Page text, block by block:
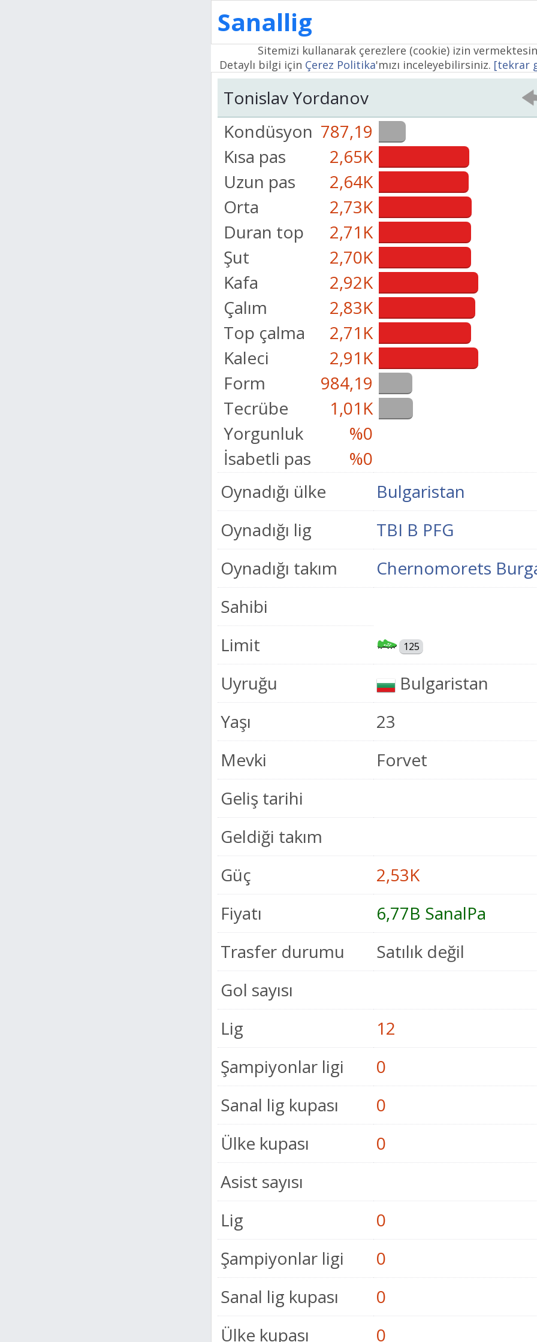
Sanallig
Sitemizi kullanarak çerezlere (cookie) izin
Detaylı bilgi için Çerez Politika'mızı inceleyebilirsiniz. [tekrar
Tonislav Yordanov
Kondüsyon 787,19
Kısa pas
2,65K
Uzun pas
2,64K
Orta
2,73K
Duran top
2,71K
Şut
2,70K
Kafa
2,92K
Çalım
2,83K
Top çalma
2,71K
Kaleci
2,91K
Form
984,19
Tecrübe
1,01K
Yorgunluk
%0
İsabetli pas
%0
Oynadığı ülke
Bulgaristan
Oynadığı lig
TBI B PFG
Oynadığı takım
Chernomorets
Sahibi
Limit
125
Uyruğu
Bulgaristan
Yaşı
23
Mevki
Forvet
Geliş tarihi
Geldiği takım
Güç
2,53K
Fiyatı
6,77B SanalPa
Trasfer durumu
Satılık değil
Gol sayısı
Lig
12
Şampiyonlar ligi
0
Sanal lig kupası
0
Ülke kupası
0
Asist sayısı
Lig
0
Şampiyonlar ligi
0
Sanal lig kupası
0
Ülke kupası
0